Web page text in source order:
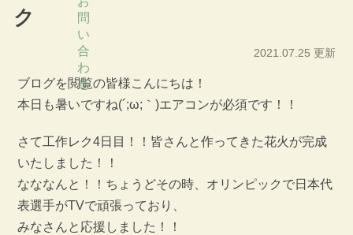
ク
2021.07.25 更新
ブログを閲覧の皆様こんにちは！
本日も暑いですね(´;ω;｀)エアコンが必須です！！
さて工作レク4日目！！皆さんと作ってきた花火が完成
いたしました！！
なななんと！！ちょうどその時、オリンピックで日本代
表選手がTVで頑張っており、
みなさんと応援しました！！